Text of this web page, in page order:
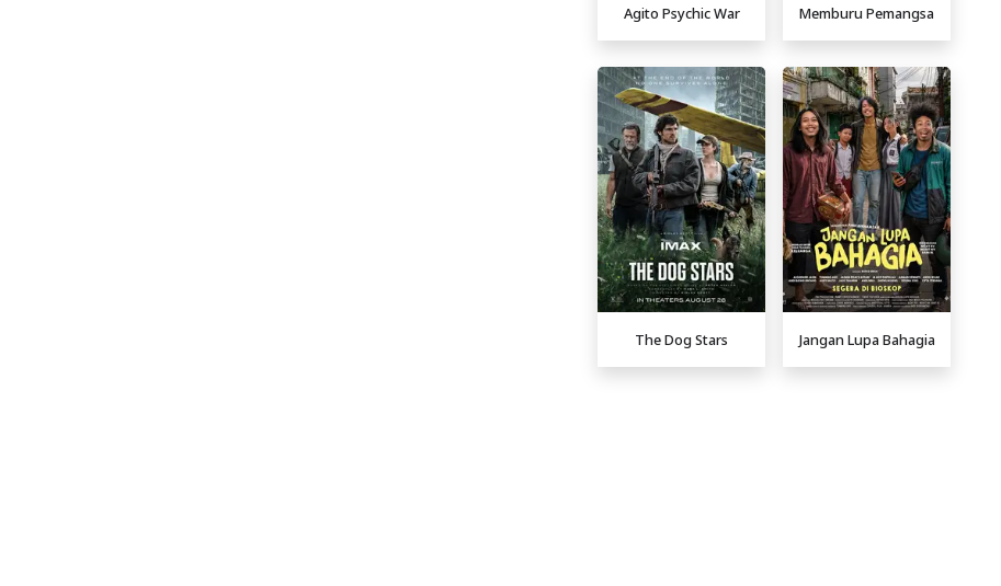
Agito Psychic War Memburu Pemangsa
The Dog Stars Jangan Lupa Bahagia